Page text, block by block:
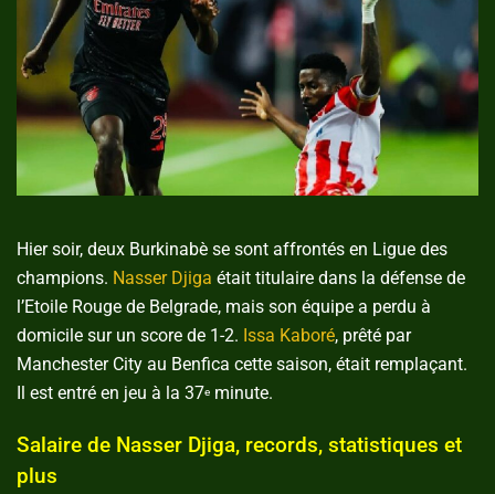
Hier soir, deux Burkinabè se sont affrontés en Ligue des
champions. Nasser Djiga était titulaire dans la défense de
l’Etoile Rouge de Belgrade, mais son équipe a perdu à
domicile sur un score de 1-2. Issa Kaboré, prêté par
Manchester City au Benfica cette saison, était remplaçant.
Il est entré en jeu à la 37e minute.
Salaire de Nasser Djiga, records, statistiques et
plus